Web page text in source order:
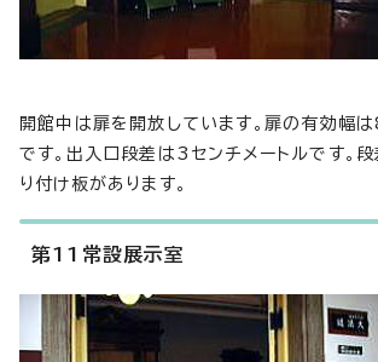
開館中は扉を開放しています。扉の有効幅
です。出入口段差は3センチメートルです。
り付け板があります。
第11常設展示室